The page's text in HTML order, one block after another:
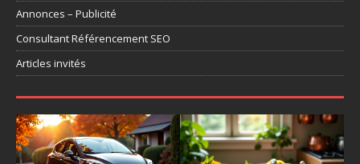
Annonces – Publicité
Consultant Référencement SEO
Articles invités